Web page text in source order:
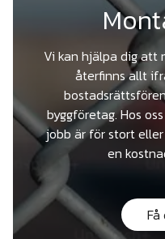
Vi kan hjälpa dig att
återfinns allt
byggföretag. Hos
jobb är för stort
en